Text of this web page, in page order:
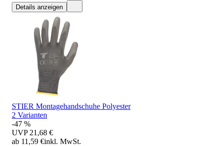
Details anzeigen
STIER Montagehandschuhe Polyester
2 Varianten
-47 %
UVP 21,68 €
ab 11,59 €inkl. MwSt.